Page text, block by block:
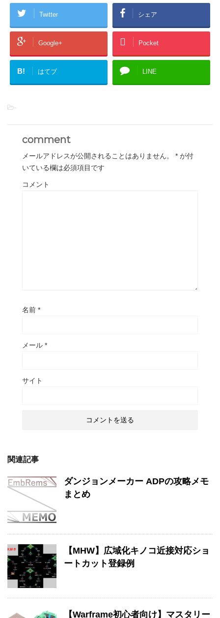
Twitter シェア
Google+ Pocket
B! はてブ LINE
-
comment
メールアドレスが公開されることはありません。 * が付
いている欄は必須項目です
コメント
名前 *
メール *
サイト
関連記事
ダンジョンメーカー ADPの攻略メモ
まとめ
【MHW】広域化キノコ近接対応ショ
ートカット登録例
【Warframe初心者向け】マスタリー